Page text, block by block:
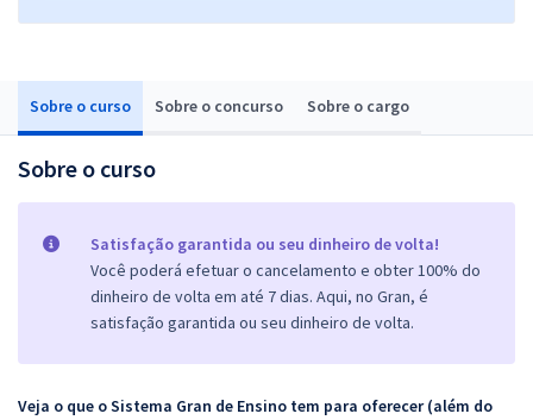
Sobre o curso Sobre o concurso Sobre o cargo
Sobre o curso
Satisfação garantida ou seu dinheiro de volta!
Você poderá efetuar o cancelamento e obter 100% do
dinheiro de volta em até 7 dias. Aqui, no Gran, é
satisfação garantida ou seu dinheiro de volta.
Veja o que o Sistema Gran de Ensino tem para oferecer (além do